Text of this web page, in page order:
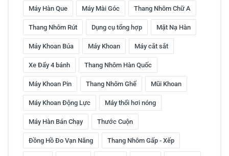
Máy Hàn Que Máy Mài Góc Thang Nhôm Chữ A
Thang Nhôm Rút Dụng cụ tổng hợp Mặt Nạ Hàn
Máy Khoan Búa Máy Khoan Máy cắt sắt
Xe Đẩy 4 bánh Thang Nhôm Hàn Quốc
Máy Khoan Pin Thang Nhôm Ghế Mũi Khoan
Máy Khoan Động Lực Máy thổi hơi nóng
Máy Hàn Bán Chạy Thước Cuộn
Đồng Hồ Đo Vạn Năng Thang Nhôm Gấp - Xếp